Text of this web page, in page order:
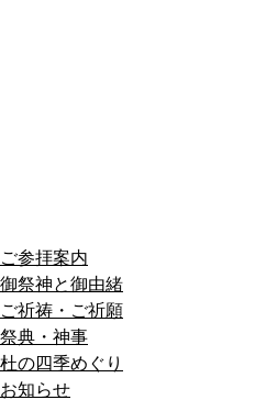
ご参拝案内
御祭神と御由緒
ご祈祷・ご祈願
祭典・神事
杜の四季めぐり
お知らせ